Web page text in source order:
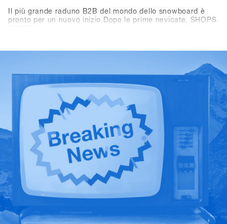
Il più grande raduno B2B del mondo dello snowboard è
pronto per un nuovo inizio.Dopo le prime nevicate, SHOPS
l’offerta esclusiva early bird fino al 6 dicembre. Vieni a
Hochfügen dal 19 al 21 gennaio e prova i prodotti più
recenti di oltre 80 brand!